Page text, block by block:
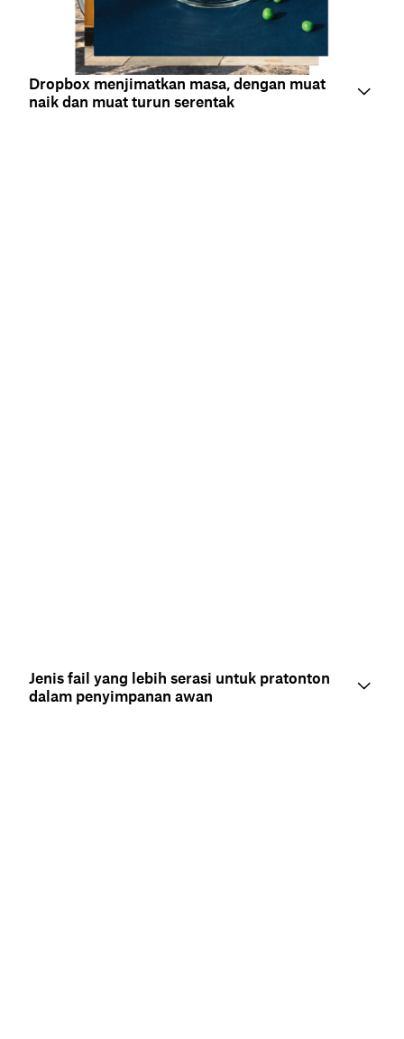
Dropbox menjimatkan masa, dengan muat
naik dan muat turun serentak
Jenis fail yang lebih serasi untuk pratonton
dalam penyimpanan awan